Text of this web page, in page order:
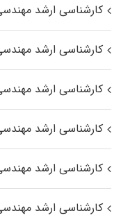
کارشناسی ارشد
کارشناسی ارشد
کارشناسی ارشد
کارشناسی ارشد
کارشناسی ارشد
کارشناسی ارشد